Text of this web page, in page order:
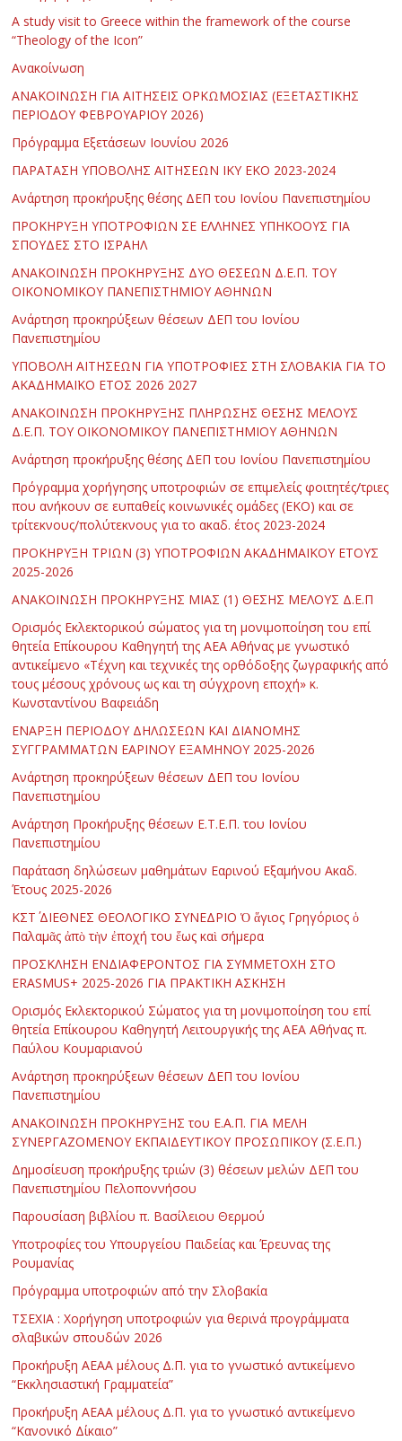
Α study visit to Greece within the framework of the course
“Theology of the Icon”
Ανακοίνωση
ΑΝΑΚΟΙΝΩΣΗ ΓΙΑ ΑΙΤΗΣΕΙΣ ΟΡΚΩΜΟΣΙΑΣ (ΕΞΕΤΑΣΤΙΚΗΣ
ΠΕΡΙΟΔΟΥ ΦΕΒΡΟΥΑΡΙΟΥ 2026)
Πρόγραμμα Εξετάσεων Ιουνίου 2026
ΠΑΡΑΤΑΣΗ ΥΠΟΒΟΛΗΣ ΑΙΤΗΣΕΩΝ ΙΚΥ ΕΚΟ 2023-2024
Ανάρτηση προκήρυξης θέσης ΔΕΠ του Ιονίου Πανεπιστημίου
ΠΡΟΚΗΡΥΞΗ ΥΠΟΤΡΟΦΙΩΝ ΣΕ ΕΛΛΗΝΕΣ ΥΠΗΚΟΟΥΣ ΓΙΑ
ΣΠΟΥΔΕΣ ΣΤΟ ΙΣΡΑΗΛ
ΑΝΑΚΟΙΝΩΣΗ ΠΡΟΚΗΡΥΞΗΣ ΔΥΟ ΘΕΣΕΩΝ Δ.Ε.Π. ΤΟΥ
ΟΙΚΟΝΟΜΙΚΟΥ ΠΑΝΕΠΙΣΤΗΜΙΟΥ ΑΘΗΝΩΝ
Ανάρτηση προκηρύξεων θέσεων ΔΕΠ του Ιονίου
Πανεπιστημίου
ΥΠΟΒΟΛΗ ΑΙΤΗΣΕΩΝ ΓΙΑ ΥΠΟΤΡΟΦΙΕΣ ΣΤΗ ΣΛΟΒΑΚΙΑ ΓΙΑ ΤΟ
ΑΚΑΔΗΜΑΪΚΟ ΕΤΟΣ 2026 2027
ΑΝΑΚΟΙΝΩΣΗ ΠΡΟΚΗΡΥΞΗΣ ΠΛΗΡΩΣΗΣ ΘΕΣΗΣ ΜΕΛΟΥΣ
Δ.Ε.Π. ΤΟΥ ΟΙΚΟΝΟΜΙΚΟΥ ΠΑΝΕΠΙΣΤΗΜΙΟΥ ΑΘΗΝΩΝ
Ανάρτηση προκήρυξης θέσης ΔΕΠ του Ιονίου Πανεπιστημίου
Πρόγραμμα χορήγησης υποτροφιών σε επιμελείς φοιτητές/τριες
που ανήκουν σε ευπαθείς κοινωνικές ομάδες (ΕΚΟ) και σε
τρίτεκνους/πολύτεκνους για το ακαδ. έτος 2023-2024
ΠΡΟΚΗΡΥΞΗ ΤΡΙΩΝ (3) ΥΠΟΤΡΟΦΙΩΝ ΑΚΑΔΗΜΑΪΚΟΥ ΕΤΟΥΣ
2025-2026
ΑΝΑΚΟΙΝΩΣΗ ΠΡΟΚΗΡΥΞΗΣ ΜΙΑΣ (1) ΘΕΣΗΣ ΜΕΛΟΥΣ Δ.Ε.Π
Ορισμός Εκλεκτορικού σώματος για τη μονιμοποίηση του επί
θητεία Επίκουρου Καθηγητή της ΑΕΑ Αθήνας με γνωστικό
αντικείμενο «Τέχνη και τεχνικές της ορθόδοξης ζωγραφικής από
τους μέσους χρόνους ως και τη σύγχρονη εποχή» κ.
Κωνσταντίνου Βαφειάδη
ΕΝΑΡΞΗ ΠΕΡΙΟΔΟΥ ΔΗΛΩΣΕΩΝ ΚΑΙ ΔΙΑΝΟΜΗΣ
ΣΥΓΓΡΑΜΜΑΤΩΝ ΕΑΡΙΝΟΥ ΕΞΑΜΗΝΟΥ 2025-2026
Ανάρτηση προκηρύξεων θέσεων ΔΕΠ του Ιονίου
Πανεπιστημίου
Ανάρτηση Προκήρυξης θέσεων Ε.Τ.Ε.Π. του Ιονίου
Πανεπιστημίου
Παράταση δηλώσεων μαθημάτων Εαρινού Εξαμήνου Ακαδ.
Έτους 2025-2026
ΚΣΤ΄ ΔΙΕΘΝΕΣ ΘΕΟΛΟΓΙΚΟ ΣΥΝΕΔΡΙΟ Ὁ ἅγιος Γρηγόριος ὁ
Παλαμᾶς ἀπὸ τὴν ἐποχή του ἕως καὶ σήμερα
ΠΡΟΣΚΛΗΣΗ ΕΝΔΙΑΦΕΡΟΝΤΟΣ ΓΙΑ ΣΥΜΜΕΤΟΧΗ ΣΤΟ
ERASMUS+ 2025-2026 ΓΙΑ ΠΡΑΚΤΙΚΗ ΑΣΚΗΣΗ
Ορισμός Εκλεκτορικού Σώματος για τη μονιμοποίηση του επί
θητεία Επίκουρου Καθηγητή Λειτουργικής της ΑΕΑ Αθήνας π.
Παύλου Κουμαριανού
Ανάρτηση προκηρύξεων θέσεων ΔΕΠ του Ιονίου
Πανεπιστημίου
ΑΝΑΚΟΙΝΩΣΗ ΠΡΟΚΗΡΥΞΗΣ του Ε.Α.Π. ΓΙΑ ΜΕΛΗ
ΣΥΝΕΡΓΑΖΟΜΕΝΟΥ ΕΚΠΑΙΔΕΥΤΙΚΟΥ ΠΡΟΣΩΠΙΚΟΥ (Σ.Ε.Π.)
Δημοσίευση προκήρυξης τριών (3) θέσεων μελών ΔΕΠ του
Πανεπιστημίου Πελοποννήσου
Παρουσίαση βιβλίου π. Βασίλειου Θερμού
Υποτροφίες του Υπουργείου Παιδείας και Έρευνας της
Ρουμανίας
Πρόγραμμα υποτροφιών από την Σλοβακία
ΤΣΕΧΙΑ : Χορήγηση υποτροφιών για θερινά προγράμματα
σλαβικών σπουδών 2026
Προκήρυξη ΑΕΑΑ μέλους Δ.Π. για το γνωστικό αντικείμενο
“Εκκλησιαστική Γραμματεία”
Προκήρυξη ΑΕΑΑ μέλους Δ.Π. για το γνωστικό αντικείμενο
“Κανονικό Δίκαιο”